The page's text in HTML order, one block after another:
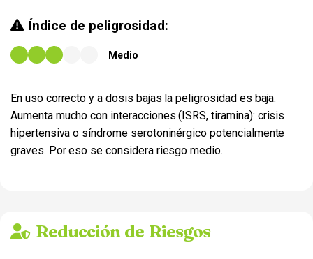
Índice de peligrosidad:
Medio
En uso correcto y a dosis bajas la peligrosidad es baja.
Aumenta mucho con interacciones (ISRS, tiramina): crisis
hipertensiva o síndrome serotoninérgico potencialmente
graves. Por eso se considera riesgo medio.
Reducción de Riesgos